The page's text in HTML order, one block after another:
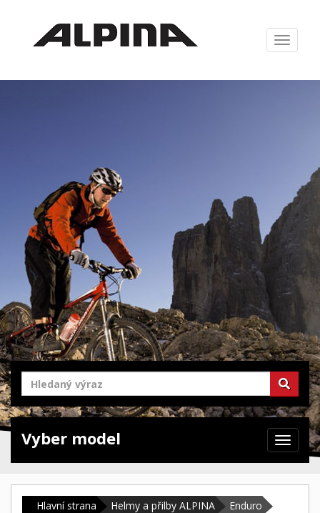
Zabrazit
navigaci
Zabrazit
navigaci
Vyber model
Hlavní strana Helmy a přilby ALPINA
Enduro